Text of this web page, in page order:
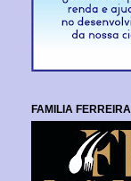
FAMILIA FERREIRA